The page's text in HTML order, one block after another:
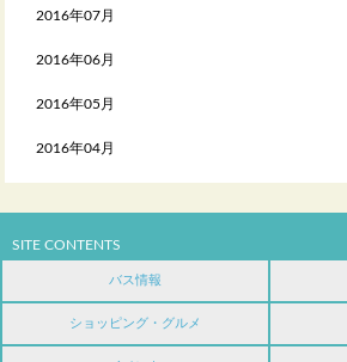
2016年07月
2016年06月
2016年05月
2016年04月
SITE CONTENTS
バス情報
ショッピング・グルメ